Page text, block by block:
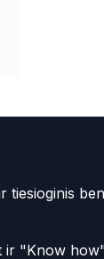
tiesioginis
ir "Know